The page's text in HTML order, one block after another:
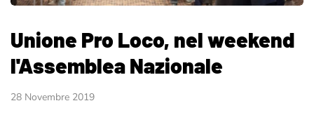
Unione Pro Loco, nel weekend
l'Assemblea Nazionale
28 Novembre 2019